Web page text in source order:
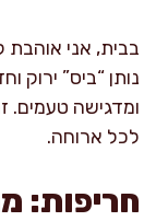
בבית, אני אוהבת
נותן “ביס” ירוק
ומדגישה טעמים.
לכל ארוחה.
חריפות: